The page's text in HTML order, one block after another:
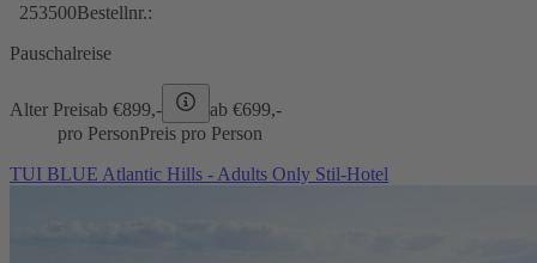
253500Bestellnr.:
Pauschalreise
Alter Preisab €899,- ab €699,-
pro PersonPreis pro Person
TUI BLUE Atlantic Hills - Adults Only Stil-Hotel